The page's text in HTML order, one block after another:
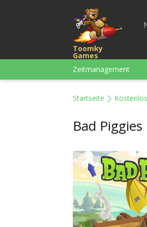
Toomky
Games
Zeitmanagement
Startseite
Bad Piggies